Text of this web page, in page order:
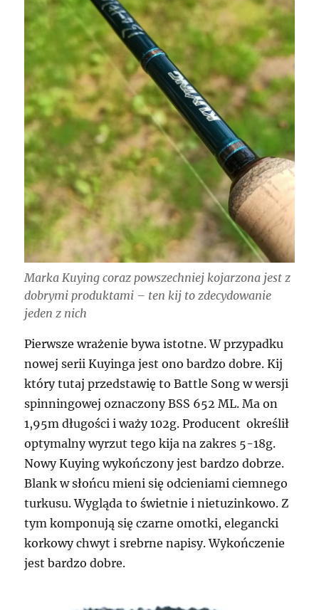
Marka Kuying coraz powszechniej kojarzona jest z
dobrymi produktami – ten kij to zdecydowanie
jeden z nich
Pierwsze wrażenie bywa istotne. W przypadku
nowej serii Kuyinga jest ono bardzo dobre. Kij
który tutaj przedstawię to Battle Song w wersji
spinningowej oznaczony BSS 652 ML. Ma on
1,95m długości i waży 102g. Producent określił
optymalny wyrzut tego kija na zakres 5-18g.
Nowy Kuying wykończony jest bardzo dobrze.
Blank w słońcu mieni się odcieniami ciemnego
turkusu. Wygląda to świetnie i nietuzinkowo. Z
tym komponują się czarne omotki, elegancki
korkowy chwyt i srebrne napisy. Wykończenie
jest bardzo dobre.